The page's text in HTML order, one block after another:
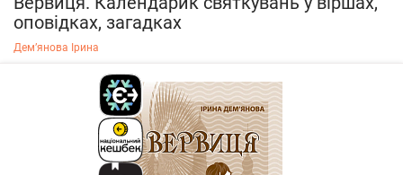
оповідках, загадках
Дем’янова Ірина